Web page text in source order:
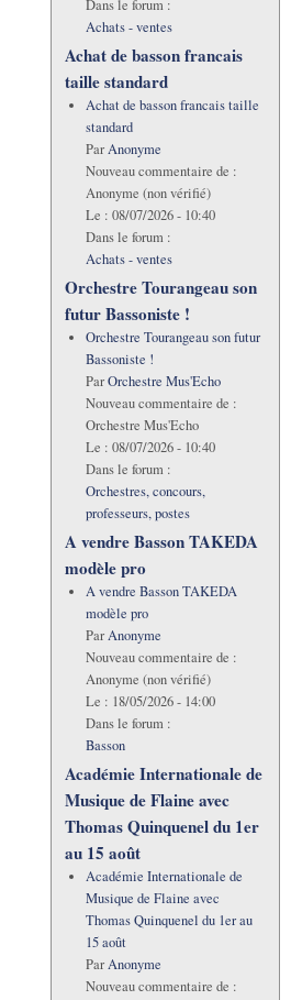
Dans le forum :
Achats - ventes
Achat de basson francais
taille standard
Achat de basson francais taille
standard
ParAnonyme
Nouveau commentaire de :
Anonyme (non vérifié)
Le : 08/07/2026 - 10:40
Dans le forum :
Achats - ventes
Orchestre Tourangeau son
futur Bassoniste !
Orchestre Tourangeau son futur
Bassoniste !
ParOrchestre Mus'Echo
Nouveau commentaire de :
Orchestre Mus'Echo
Le : 08/07/2026 - 10:40
Dans le forum :
Orchestres, concours,
professeurs, postes
A vendre Basson TAKEDA
modèle pro
A vendre Basson TAKEDA
modèle pro
ParAnonyme
Nouveau commentaire de :
Anonyme (non vérifié)
Le : 18/05/2026 - 14:00
Dans le forum :
Basson
Académie Internationale de
Musique de Flaine avec
Thomas Quinquenel du 1er
au 15 août
Académie Internationale de
Musique de Flaine avec
Thomas Quinquenel du 1er au
15 août
ParAnonyme
Nouveau commentaire de :